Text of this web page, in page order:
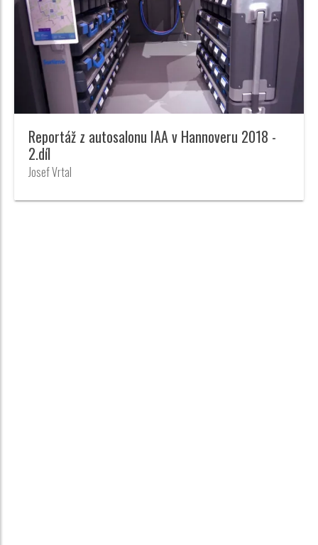
Reportáž z autosalonu IAA v Hannoveru 2018 -
2.díl
Josef Vrtal